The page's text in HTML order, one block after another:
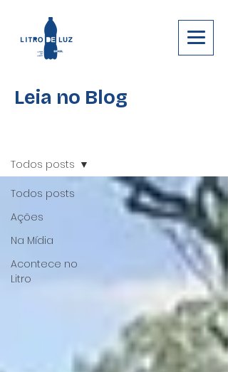
Leia no Blog
Todos posts
Ações
Na Mídia
Acontece no
Litro
Todos posts